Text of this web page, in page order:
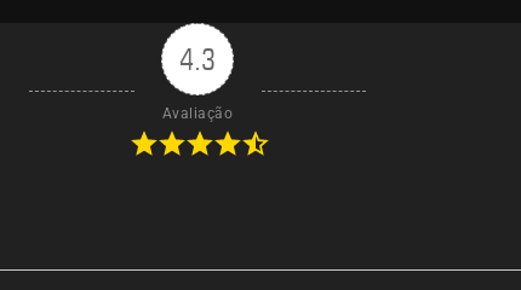
4.3
Avaliação